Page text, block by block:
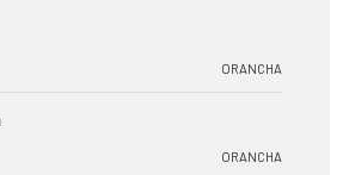
ORANCHA
ORANCHA